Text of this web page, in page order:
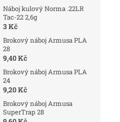
Náboj kulový Norma .22LR
Tac-22 2,6g
3 Kč
Brokový náboj Armusa PLA
28
9,40 Kč
Brokový náboj Armusa PLA
24
9,20 Kč
Brokový náboj Armusa
SuperTrap 28